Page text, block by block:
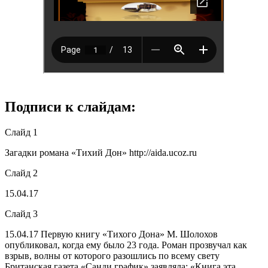
Подписи к слайдам:
Слайд 1
Загадки романа «Тихий Дон» http://aida.ucoz.ru
Слайд 2
15.04.17
Слайд 3
15.04.17 Первую книгу «Тихого Дона» М. Шолохов
опубликовал, когда ему было 23 года. Роман прозвучал как
взрыв, волны от которого разошлись по всему свету